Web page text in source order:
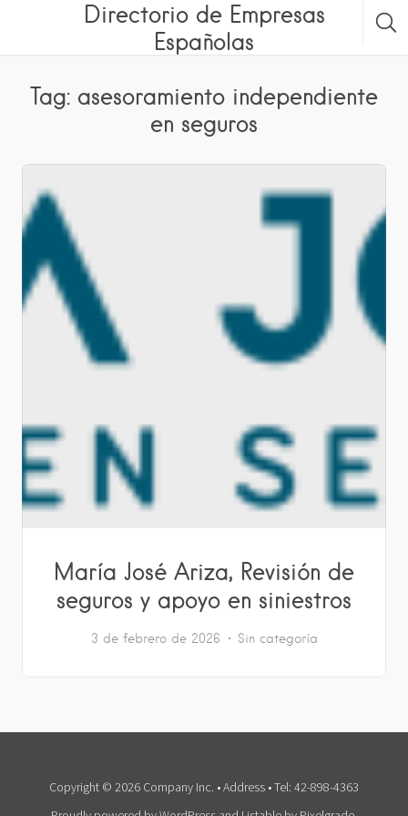
Directorio de Empresas
Españolas
Tag: asesoramiento independiente
en seguros
María José Ariza, Revisión de
seguros y apoyo en siniestros
3 de febrero de 2026 Sin categoría
Copyright © 2026 Company Inc. • Address • Tel: 42-898-4363